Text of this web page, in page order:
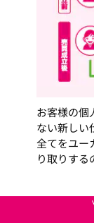
お客様の個
ない新しい
全てをユー
り取りする